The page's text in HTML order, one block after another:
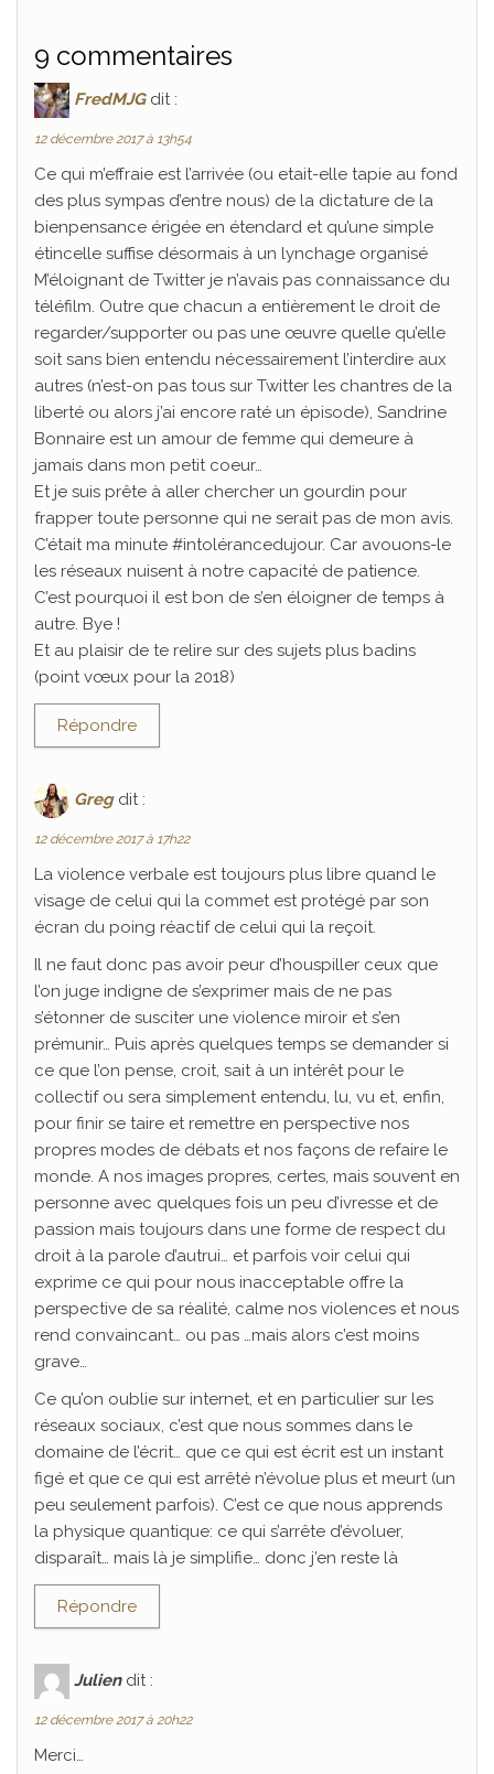
9 commentaires
FredMJG dit :
12 décembre 2017 à 13h54
Ce qui m’effraie est l’arrivée (ou etait-elle tapie au fond
des plus sympas d’entre nous) de la dictature de la
bienpensance érigée en étendard et qu’une simple
étincelle suffise désormais à un lynchage organisé
M’éloignant de Twitter je n’avais pas connaissance du
téléfilm. Outre que chacun a entièrement le droit de
regarder/supporter ou pas une œuvre quelle qu’elle
soit sans bien entendu nécessairement l’interdire aux
autres (n’est-on pas tous sur Twitter les chantres de la
liberté ou alors j’ai encore raté un épisode), Sandrine
Bonnaire est un amour de femme qui demeure à
jamais dans mon petit coeur…
Et je suis prête à aller chercher un gourdin pour
frapper toute personne qui ne serait pas de mon avis.
C’était ma minute #intolérancedujour. Car avouons-le
les réseaux nuisent à notre capacité de patience.
C’est pourquoi il est bon de s’en éloigner de temps à
autre. Bye !
Et au plaisir de te relire sur des sujets plus badins
(point vœux pour la 2018)
Répondre
Greg dit :
12 décembre 2017 à 17h22
La violence verbale est toujours plus libre quand le
visage de celui qui la commet est protégé par son
écran du poing réactif de celui qui la reçoit.
Il ne faut donc pas avoir peur d’houspiller ceux que
l’on juge indigne de s’exprimer mais de ne pas
s’étonner de susciter une violence miroir et s’en
prémunir… Puis après quelques temps se demander si
ce que l’on pense, croit, sait à un intérêt pour le
collectif ou sera simplement entendu, lu, vu et, enfin,
pour finir se taire et remettre en perspective nos
propres modes de débats et nos façons de refaire le
monde. A nos images propres, certes, mais souvent en
personne avec quelques fois un peu d’ivresse et de
passion mais toujours dans une forme de respect du
droit à la parole d’autrui… et parfois voir celui qui
exprime ce qui pour nous inacceptable offre la
perspective de sa réalité, calme nos violences et nous
rend convaincant… ou pas …mais alors c’est moins
grave…
Ce qu’on oublie sur internet, et en particulier sur les
réseaux sociaux, c’est que nous sommes dans le
domaine de l’écrit… que ce qui est écrit est un instant
figé et que ce qui est arrêté n’évolue plus et meurt (un
peu seulement parfois). C’est ce que nous apprends
la physique quantique: ce qui s’arrête d’évoluer,
disparaît… mais là je simplifie… donc j’en reste là
Répondre
Julien dit :
12 décembre 2017 à 20h22
Merci…